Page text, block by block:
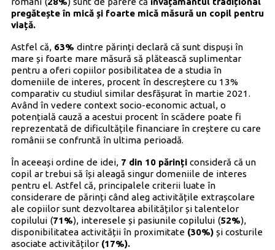
pregătește în mică și foarte mică măsură un copil pentru
viață.
Astfel că, 63% dintre părinți declară că sunt dispuși în
mare și foarte mare măsură să plătească suplimentar
pentru a oferi copiilor posibilitatea de a studia în
domeniile de interes, procent în descreștere cu 13%
comparativ cu studiul similar desfășurat în martie 2021.
Având în vedere context socio-economic actual, o
potențială cauză a acestui procent în scădere poate fi
reprezentată de dificultățile financiare în creștere cu care
românii se confruntă în ultima perioadă.
În aceeași ordine de idei, 7 din 10 părințiconsideră că un
copil ar trebui să își aleagă singur domeniile de interes
pentru el. Astfel că, principalele criterii luate în
considerare de părinți când aleg activitățile extrașcolare
ale copiilor sunt dezvoltarea abilităților și talentelor
copilului (71%), interesele și pasiunile copilului (52%),
disponibilitatea activității în proximitate(30%) și costurile
asociate activităților(17%).